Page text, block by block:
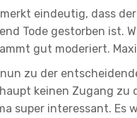
merkt eindeutig, dass
Tode gestorben ist.
gut moderiert.
zu der
keinen Zugang zu
super interessant. Es